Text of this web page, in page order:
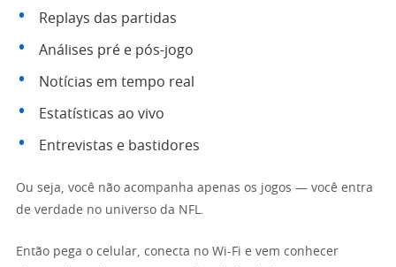
Replays das partidas
Análises pré e pós-jogo
Notícias em tempo real
Estatísticas ao vivo
Entrevistas e bastidores
Ou seja, você não acompanha apenas os jogos — você entra
de verdade no universo da NFL.
Então pega o celular, conecta no Wi-Fi e vem conhecer